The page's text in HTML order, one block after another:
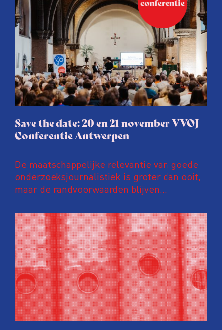
Save the date: 20 en 21 november VVOJ
Conferentie Antwerpen
De maatschappelijke relevantie van goede
onderzoeksjournalistiek is groter dan ooit,
maar de randvoorwaarden blijven
Conferentie duiken we in De
ongemakkelijke werkelijkheid: een eerlijke
en urgente blik op de staat van ons vak.